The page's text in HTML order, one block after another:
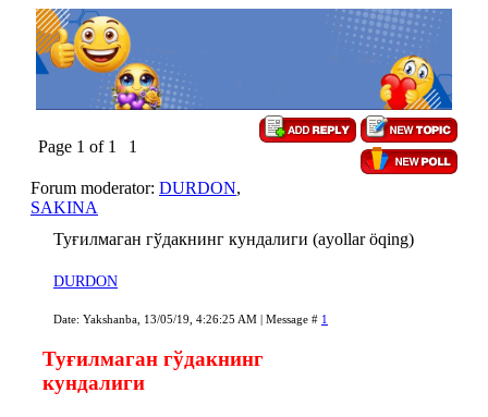
Page 1 of 1 1
Forum moderator: DURDON,
SAKINA
Туғилмаган гўдакнинг кундалиги (ayollar öqing)
DURDON
Date: Yakshanba, 13/05/19, 4:26:25 AM | Message # 1
Туғилмаган гўдакнинг
кундалиги